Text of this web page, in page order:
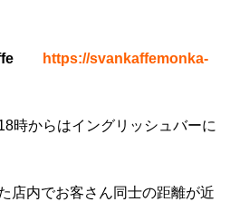
https://svankaffemonka-
時からはイングリッシュバーに
店内でお客さん同士の距離が近